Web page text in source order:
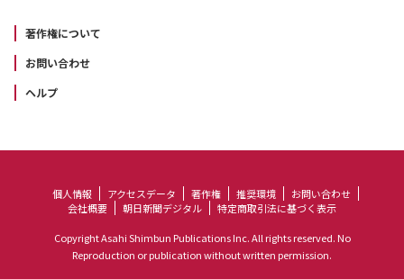
著作権について
お問い合わせ
ヘルプ
個人情報 アクセスデータ 著作権 推奨環境
お問い合わせ
会社概要
朝日新聞デジタル 特定商取引法に基づく表示
Copyright Asahi Shimbun Publications Inc. All rights reserved. No
Reproduction or publication without written permission.